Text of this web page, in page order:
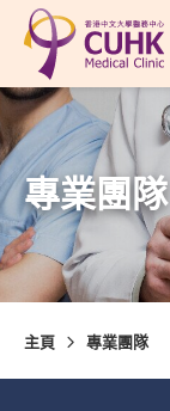
Skip to main content
專業團隊
主頁 專業團隊